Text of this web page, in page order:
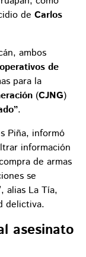
de Carlos
ambos
operativos de
para la
(CJNG)
.
Piña, informó
información
de armas
se
alias La Tía,
delictiva.
asesinato